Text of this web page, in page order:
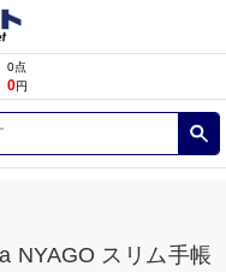
0点
0円
NYAGO スリム手帳